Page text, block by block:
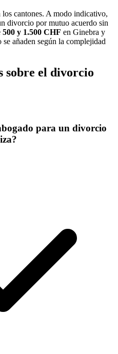
los cantones. A modo indicativo,
divorcio por mutuo acuerdo sin
500 y 1.500 CHF en Ginebra y
añaden según la complejidad
sobre el divorcio
para un divorcio